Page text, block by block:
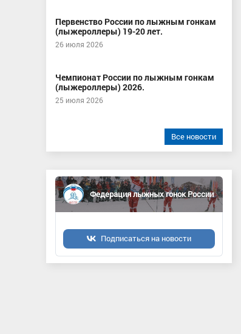
Первенство России по лыжным гонкам
(лыжероллеры) 19-20 лет.
26 июля 2026
Чемпионат России по лыжным гонкам
(лыжероллеры) 2026.
25 июля 2026
Все новости
Федерация лыжных гонок России
Подписаться на новости